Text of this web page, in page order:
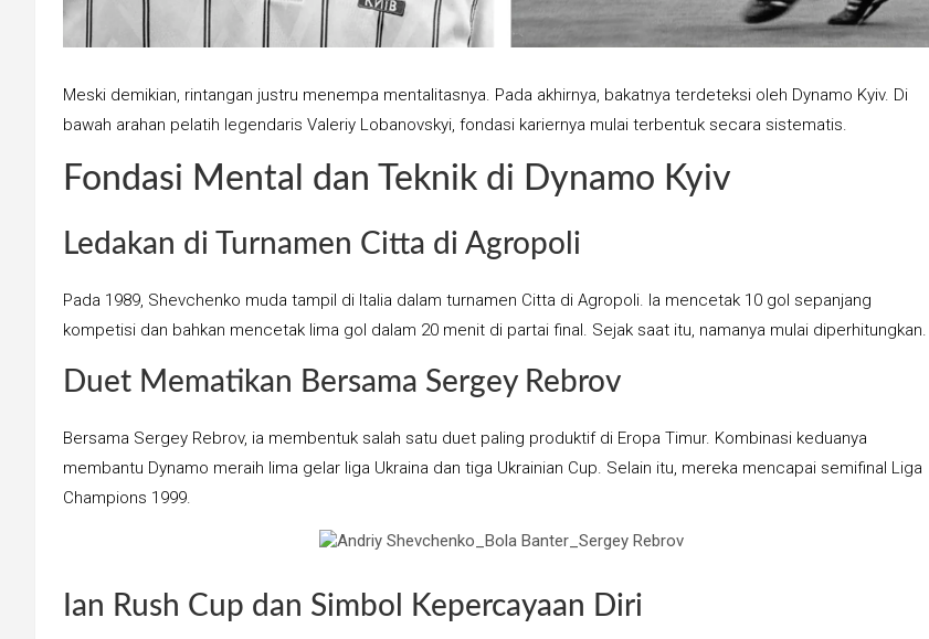
Meski demikian, rintangan justru menempa mentalitasnya. Pada akhirnya, bakatnya terdeteksi oleh Dynamo Kyiv. Di
bawah arahan pelatih legendaris Valeriy Lobanovskyi, fondasi kariernya mulai terbentuk secara sistematis.
Fondasi Mental dan Teknik di Dynamo Kyiv
Ledakan di Turnamen Citta di Agropoli
Pada 1989, Shevchenko muda tampil di Italia dalam turnamen Citta di Agropoli. Ia mencetak 10 gol sepanjang
kompetisi dan bahkan mencetak lima gol dalam 20 menit di partai final. Sejak saat itu, namanya mulai diperhitungkan.
Duet Mematikan Bersama Sergey Rebrov
Bersama Sergey Rebrov, ia membentuk salah satu duet paling produktif di Eropa Timur. Kombinasi keduanya
membantu Dynamo meraih lima gelar liga Ukraina dan tiga Ukrainian Cup. Selain itu, mereka mencapai semifinal Liga
Champions 1999.
Ian Rush Cup dan Simbol Kepercayaan Diri